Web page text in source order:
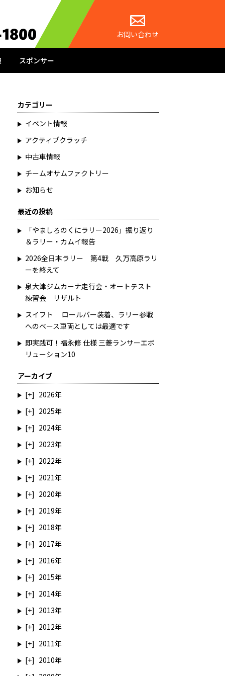
お問い合わせ
スポンサー
カテゴリー
イベント情報
アクティブクラッチ
中古車情報
チームオサムファクトリー
お知らせ
最近の投稿
「やましろのくにラリー2026」振り返り
＆ラリー・カムイ報告
2026全日本ラリー 第4戦 久万高原ラリ
ーを終えて
泉大津ジムカーナ走行会・オートテスト
練習会 リザルト
スイフト ロールバー装着、ラリー参戦
へのベース車両としては最適です
即実践可！福永修 仕様 三菱ランサーエボ
リューション10
アーカイブ
2026
2025
2024
2023
2022
2021
2020
2019
2018
2017
2016
2015
2014
2013
2012
2011
2010